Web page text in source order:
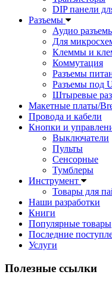
DIP панели
Разъемы
Аудио
Для
Клеммы и
Коммутация
Разъемы
Разъемы под
Штыревые
Макетные платы/
Провода и кабели
Кнопки и
Выключатели
Пульты
Сенсорные
Тумблеры
Инструмент
Товары для
Наши разработки
Книги
Популярные товары
Последние
Услуги
Полезные ссылки